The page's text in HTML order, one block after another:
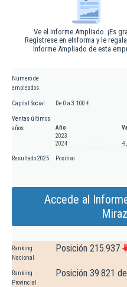
Ve el Informe Ampliado. ¡Es
Regístrese en eInforma y le
Informe Ampliado de esta
Número de
empleados
Capital Social De 0 a 3.100 €
Ventas últimos
años
Año
2023
2024
-
Resultado 2025 Positivo
Accede al
Ranking
Nacional
Posición 215.937
Ranking
Provincial
Posición 39.821